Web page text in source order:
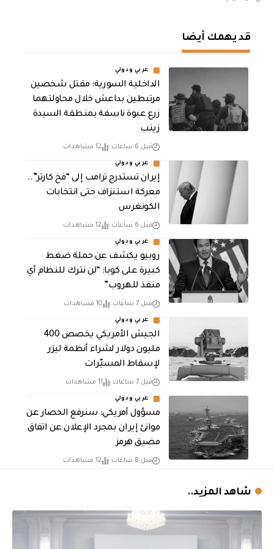
قد يهمك أيضا
عربي ودولي
الداخلية السورية: مقتل شخصين
مرتبطين بداعش خلال محاولتهما
زرع عبوة ناسفة بمنطقة السيدة
زينب
قبل 6 ساعات 12 مشاهدات
عربي ودولي
إيران تستدرج ترامب إلى “فخ كارتر”..
معركة استنزاف حتى انتخابات
الكونغرس
قبل 6 ساعات 12 مشاهدات
عربي ودولي
روبيو يكشف عن حملة ضغط
كبيرة على كوبا: “لن نترك للنظام أي
منفذ للهروب”
قبل 7 ساعات 10 مشاهدات
عربي ودولي
الجيش الأمريكي يخصص 400
مليون دولار لشراء أنظمة ليزر
لإسقاط المسيّرات
قبل 7 ساعات 11 مشاهدات
عربي ودولي
مسؤول أمريكي: سنرفع الحصار عن
موانئ إيران بمجرد الإعلان عن اتفاق
مضيق هرمز
قبل 8 ساعات 12 مشاهدات
شاهد المزيد..